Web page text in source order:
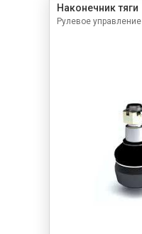
Наконечник тяги
Рулевое управление